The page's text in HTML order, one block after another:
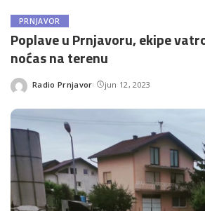
PRNJAVOR
Poplave u Prnjavoru, ekipe
noćas na terenu
Posted
Radio Prnjavor jun 12, 2023